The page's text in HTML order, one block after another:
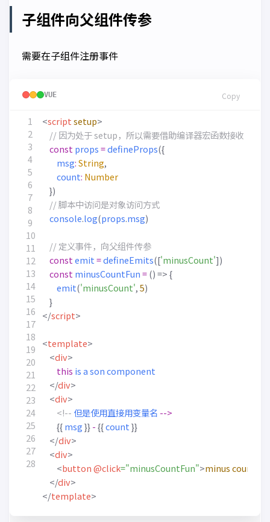
子组件向父组件传参
需要在子组件注册事件
VUE Copy
4
7
14
17
24
27
<script setup>
const props =defineProps({
msg: String,
count: Number
})
console.log(props.msg)
const emit =defineEmits(['minusCount'])
const minusCountFun =() => {
emit('minusCount', 5)
}
</script>
<template>
<div>
this is a son component
</div>
<div>
<!-- 但是使用直接用变量名 -->
{{msg }}- {{count }}
</div>
<div>
<button @click="minusCountFun">minus count
</div>
</template>